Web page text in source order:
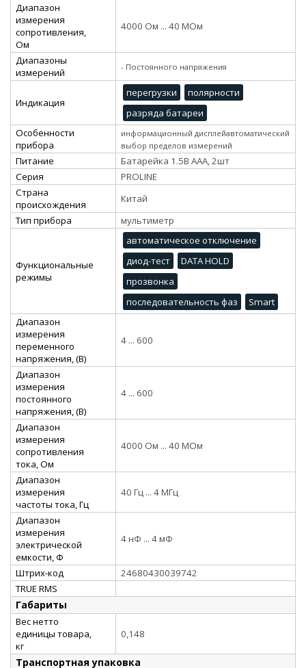
Диапазон
измерения
сопротивления,
Ом
4000 Ом ... 40 МОм
Диапазоны
измерений
- Постоянного напряжения
Индикация
перегрузки
полярности
разряда батареи
Особенности
прибора
информационный дисплейавтоматический
выбор пределов измерений
Питание
Батарейка 1.5В ААА, 2шт
Серия
PROLINE
Страна
происхождения
Китай
Тип прибора
мультиметр
Функциональные
режимы
автоматическое отключение
диод-тест
DATA HOLD
прозвонка
последовательность фаз
Smart
Диапазон
измерения
переменного
напряжения, (В)
4 ... 600
Диапазон
измерения
постоянного
напряжения, (В)
4 ... 600
Диапазон
измерения
сопротивления
тока, Ом
4000 Ом ... 40 МОм
Диапазон
измерения
частоты тока, Гц
40 Гц ... 4 МГц
Диапазон
измерения
электрической
емкости, Ф
4 нФ ... 4 мФ
Штрих-код
24680430039742
TRUE RMS
Габариты
Вес нетто
единицы товара,
кг
0,148
Транспортная упаковка